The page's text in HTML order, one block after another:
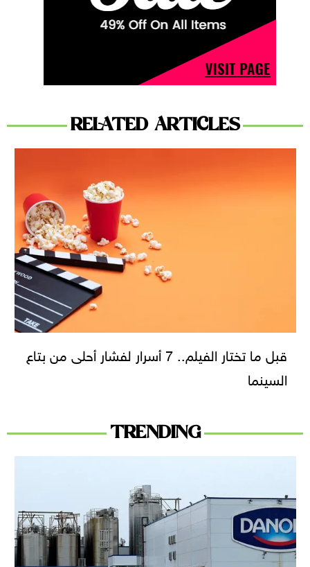
RELATED ARTICLES
قبل ما تختار الفيلم.. 7 أسرار لفشار أحلى من بتاع
السينما
TRENDING